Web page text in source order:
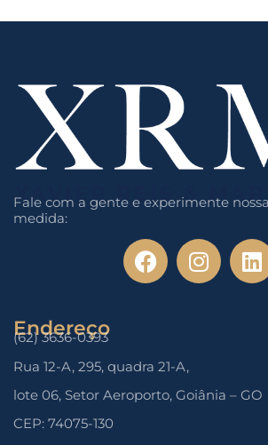
Fale com a gente e experimente
medida:
Endereço
(62) 3636-0393
Rua 12-A, 295, quadra 21-A,
lote 06, Setor Aeroporto, Goiânia – GO
CEP: 74075-130